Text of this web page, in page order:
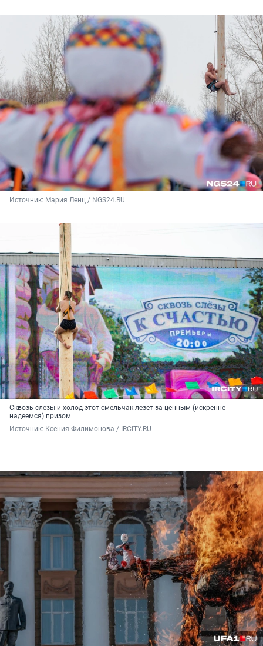
Источник: Мария Ленц / NGS24.RU
Сквозь слезы и холод этот смельчак лезет за ценным (искренне
надеемся) призом
Источник: Ксения Филимонова / IRCITY.RU